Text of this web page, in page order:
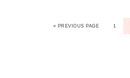
« PREVIOUS PAGE 1